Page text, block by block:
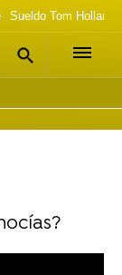
Sueldo Tom Holland